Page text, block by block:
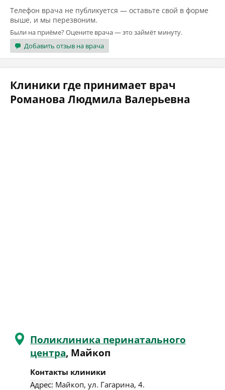
Телефон врача не публикуется — оставьте свой в форме
выше, и мы перезвоним.
Были на приёме? Оцените врача — это займёт минуту.
Добавить отзыв на врача
Клиники где принимает врач
Романова Людмила Валерьевна
Поликлиника перинатального
центра, Майкоп
Контакты клиники
Адрес: Майкоп, ул. Гагарина, 4.